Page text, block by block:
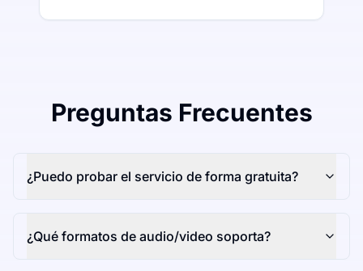
Preguntas Frecuentes
¿Puedo probar el servicio de forma gratuita?
¿Qué formatos de audio/video soporta?